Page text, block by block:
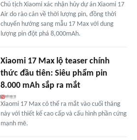
Chủ tịch Xiaomi xác nhận hủy dự án Xiaomi 17
Air do rào cản về thời lượng pin, đồng thời
chuyển hướng sang mẫu 17 Max với dung
lượng pin đột phá 8,000mAh.
Xiaomi 17 Max lộ teaser chính
thức đầu tiên: Siêu phẩm pin
8.000 mAh sắp ra mắt
Xiaomi 17 Max có thể ra mắt vào cuối tháng
này với thiết kế cao cấp và cấu hình phần cứng
mạnh mẽ.